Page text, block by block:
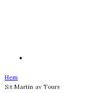
Hem
S:t Martin av Tours